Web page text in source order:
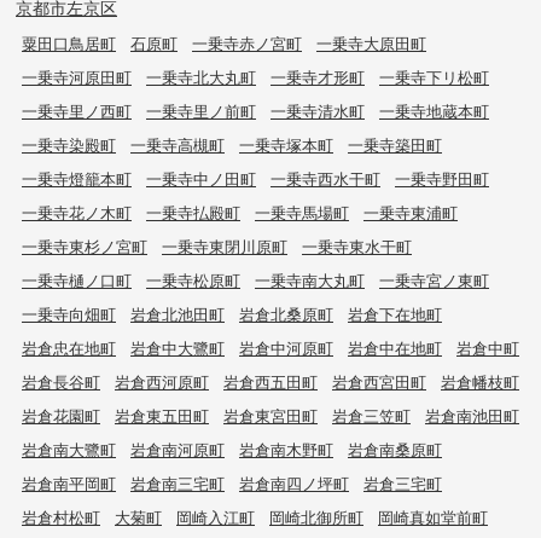
京都市左京区
粟田口鳥居町 石原町 一乗寺赤ノ宮町
一乗寺大原田町
一乗寺河原田町
一乗寺北大丸町 一乗寺才形町
一乗寺下リ松町
一乗寺里ノ西町
一乗寺里ノ前町 一乗寺清水町
一乗寺地蔵本町
一乗寺染殿町
一乗寺高槻町 一乗寺塚本町
一乗寺築田町
一乗寺燈籠本町
一乗寺中ノ田町 一乗寺西水干町
一乗寺野田町
一乗寺花ノ木町
一乗寺払殿町 一乗寺馬場町
一乗寺東浦町
一乗寺東杉ノ宮町
一乗寺東閉川原町
一乗寺東水干町
一乗寺樋ノ口町
一乗寺松原町 一乗寺南大丸町
一乗寺宮ノ東町
一乗寺向畑町
岩倉北池田町 岩倉北桑原町
岩倉下在地町
岩倉忠在地町
岩倉中大鷺町 岩倉中河原町 岩倉中在地町
岩倉中町
岩倉長谷町
岩倉西河原町 岩倉西五田町 岩倉西宮田町
岩倉幡枝町
岩倉花園町
岩倉東五田町 岩倉東宮田町 岩倉三笠町
岩倉南池田町
岩倉南大鷺町
岩倉南河原町 岩倉南木野町
岩倉南桑原町
岩倉南平岡町
岩倉南三宅町 岩倉南四ノ坪町
岩倉三宅町
岩倉村松町
大菊町 岡崎入江町 岡崎北御所町
岡崎真如堂前町